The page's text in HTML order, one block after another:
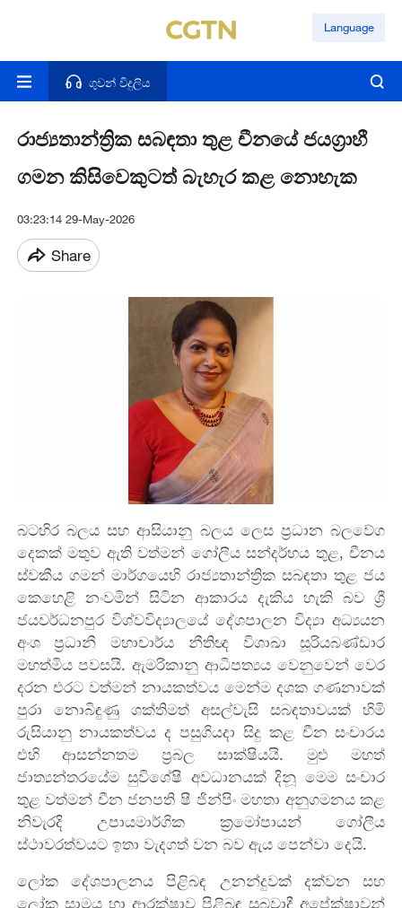
Language
ගුවන් විදුලිය
රාජ්‍යතාන්ත්‍රික සබඳතා තුළ චීනයේ ජයග්‍රාහී
ගමන කිසිවෙකුටත් බැහැර කළ නොහැක
03:23:14 29-May-2026
Share
බ‍ටහිර බලය සහ ආසියානු බලය ලෙස ප්‍රධාන බලවේග
දෙකක් මතුව ඇති වත්මන් ගෝලීය සන්දර්භය තුළ, චීනය
ස්වකීය ගමන් මාර්ගයෙහි රාජ්‍යතාන්ත්‍රික සබඳතා තුළ ජය
කෙහෙළි නංවමින් සිටින ආකාරය දැකිය හැකි බව ශ්‍රී
ජයවර්ධනපුර විශ්වවිද්‍යාලයේ දේශපාලන විද්‍යා අධ්‍යයන
අංශ ප්‍රධානී මහාචාර්ය නීතිඥ විශාඛා සූරියබණ්ඩාර
මහත්මිය පවසයි. ඇමරිකානු ආධිපත්‍යය වෙනුවෙන් වෙර
දරන එරට වත්මන් නායකත්වය මෙන්ම දශක ගණනාවක්
පුරා නොබිඳුණු ශක්තිමත් අසල්වැසි සබඳතාවයක් හිමි
රුසියානු නායකත්වය ද පසුගියදා සිදු කළ චීන සංචාරය
එහි ආසන්නතම ප්‍රබල සාක්ෂියයි. මුළු මහත්
ජාත්‍යන්තරයේම සුවිශේෂී අවධානයක් දිනූ මෙම සංචාර
තුළ වත්මන් චීන ජනපති ෂී ජින්පිං මහතා අනුගමනය කළ
නිවැරදි උපායමාර්ගික ක්‍රමෝපායන් ගෝලීය
ස්ථාවරත්වයට ඉතා වැදගත් වන බව ඇය පෙන්වා දෙයි.
ලෝක දේශපාලනය පිළිබඳ උනන්දුවක් දක්වන සහ
ලෝක සාමය හා ආරක්ෂාව පිළිබඳ සුබවාදී අපේක්ෂාවන්